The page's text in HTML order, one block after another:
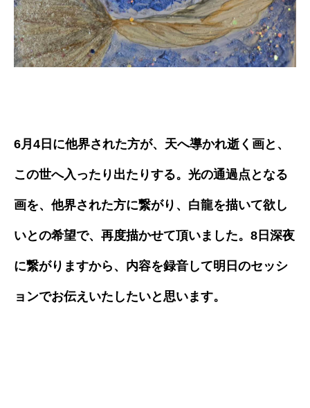
6月4日に他界された方が、天へ導かれ逝く画と、
この世へ入ったり出たりする。光の通過点となる
画を、他界された方に繋がり、 白龍を描いて欲し
いとの希望で、再度描かせて頂いました。8日深夜
に繋がりますから、内容を録音して明日のセッシ
ョンでお伝えいたしたいと思います。